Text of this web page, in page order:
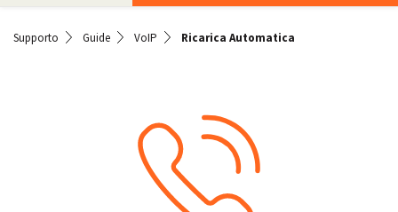
Supporto Guide VoIP Ricarica Automatica